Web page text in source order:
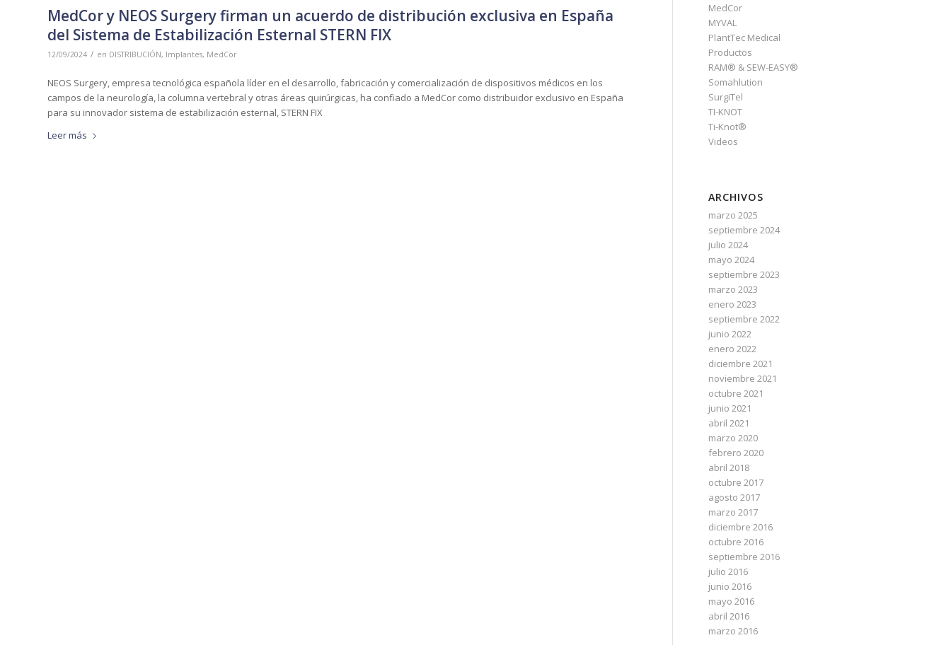
MedCor y NEOS Surgery firman un acuerdo de distribución exclusiva en España
del Sistema de Estabilización Esternal STERN FIX
12/09/2024 / en DISTRIBUCIÓN, Implantes, MedCor
NEOS Surgery, empresa tecnológica española líder en el desarrollo, fabricación y comercialización de dispositivos médicos en los
campos de la neurología, la columna vertebral y otras áreas quirúrgicas, ha confiado a MedCor como distribuidor exclusivo en España
para su innovador sistema de estabilización esternal, STERN FIX
Leer más
MedCor
MYVAL
PlantTec Medical
Productos
RAM® & SEW-EASY®
Somahlution
SurgiTel
TI-KNOT
Ti-Knot®
Videos
ARCHIVOS
marzo 2025
septiembre 2024
julio 2024
mayo 2024
septiembre 2023
marzo 2023
enero 2023
septiembre 2022
junio 2022
enero 2022
diciembre 2021
noviembre 2021
octubre 2021
junio 2021
abril 2021
marzo 2020
febrero 2020
abril 2018
octubre 2017
agosto 2017
marzo 2017
diciembre 2016
octubre 2016
septiembre 2016
julio 2016
junio 2016
mayo 2016
abril 2016
marzo 2016